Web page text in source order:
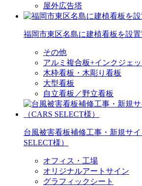
屋外広告塔
福岡市東区名島に建植看板を設置
その他
アルミ複合板+インクジェ
木枠看板・木彫り看板
大型看板
自立看板／野立看板
台風被害看板補修工事・新規サ
SELECT様）
オフィス・工場
オリジナルアートサイン
グラフィックシート